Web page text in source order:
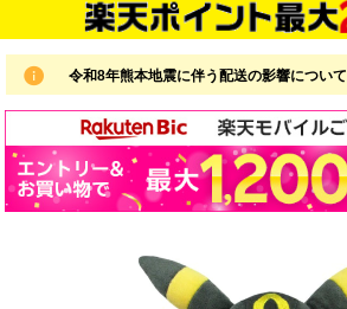
令和8年熊本地震に伴う配送の影響について